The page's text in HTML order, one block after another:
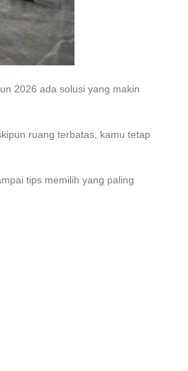
2026 ada solusi yang makin
ruang terbatas, kamu tetap
tips memilih yang paling